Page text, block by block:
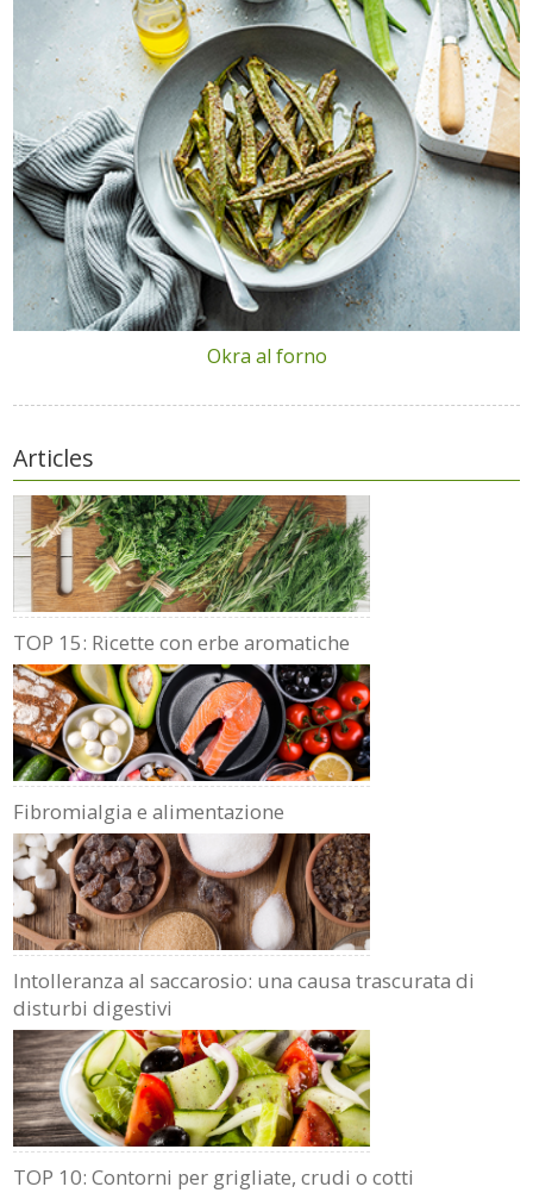
Okra al forno
Articles
TOP 15: Ricette con erbe aromatiche
Fibromialgia e alimentazione
Intolleranza al saccarosio: una causa trascurata di
disturbi digestivi
TOP 10: Contorni per grigliate, crudi o cotti